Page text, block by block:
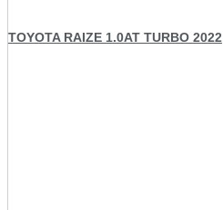
TOYOTA RAIZE 1.0AT TURBO 2022